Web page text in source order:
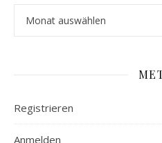
Registrieren
Anmelden